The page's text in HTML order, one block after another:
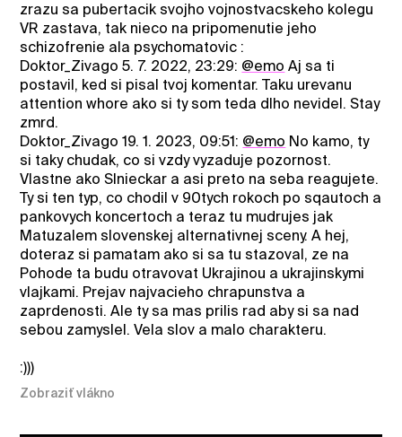
zrazu sa pubertacik svojho vojnostvacskeho kolegu
VR zastava, tak nieco na pripomenutie jeho
schizofrenie ala psychomatovic :
Doktor_Zivago 5. 7. 2022, 23:29: @emo Aj sa ti
postavil, ked si pisal tvoj komentar. Taku urevanu
attention whore ako si ty som teda dlho nevidel. Stay
zmrd.
Doktor_Zivago 19. 1. 2023, 09:51: @emo No kamo, ty
si taky chudak, co si vzdy vyzaduje pozornost.
Vlastne ako Slnieckar a asi preto na seba reagujete.
Ty si ten typ, co chodil v 90tych rokoch po sqautoch a
pankovych koncertoch a teraz tu mudrujes jak
Matuzalem slovenskej alternativnej sceny. A hej,
doteraz si pamatam ako si sa tu stazoval, ze na
Pohode ta budu otravovat Ukrajinou a ukrajinskymi
vlajkami. Prejav najvacieho chrapunstva a
zaprdenosti. Ale ty sa mas prilis rad aby si sa nad
sebou zamyslel. Vela slov a malo charakteru.
:)))
Zobraziť vlákno